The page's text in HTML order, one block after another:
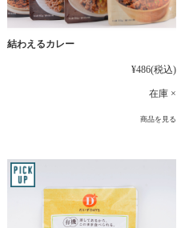
結わえるカレー
¥486(税込)
在庫 ×
商品を見る